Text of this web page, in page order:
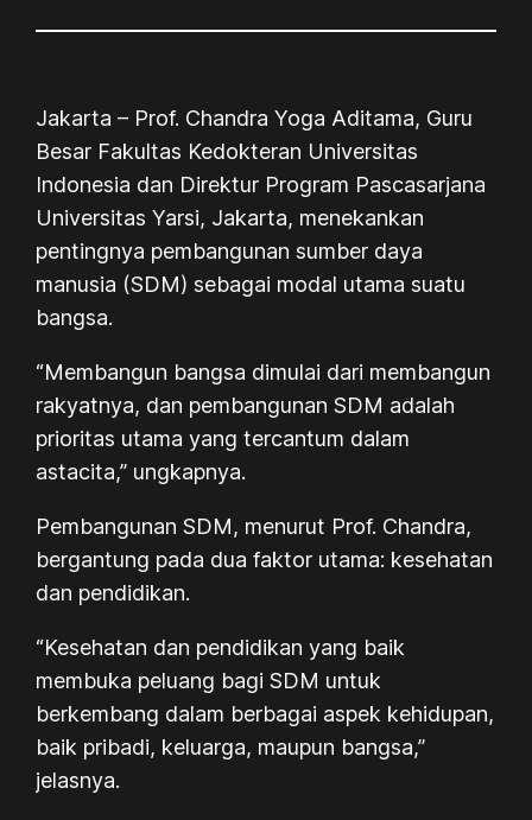
Jakarta – Prof. Chandra Yoga Aditama, Guru
Besar Fakultas Kedokteran Universitas
Indonesia dan Direktur Program Pascasarjana
Universitas Yarsi, Jakarta, menekankan
pentingnya pembangunan sumber daya
manusia (SDM) sebagai modal utama suatu
bangsa.
“Membangun bangsa dimulai dari membangun
rakyatnya, dan pembangunan SDM adalah
prioritas utama yang tercantum dalam
astacita,” ungkapnya.
Pembangunan SDM, menurut Prof. Chandra,
bergantung pada dua faktor utama: kesehatan
dan pendidikan.
“Kesehatan dan pendidikan yang baik
membuka peluang bagi SDM untuk
berkembang dalam berbagai aspek kehidupan,
baik pribadi, keluarga, maupun bangsa,”
jelasnya.